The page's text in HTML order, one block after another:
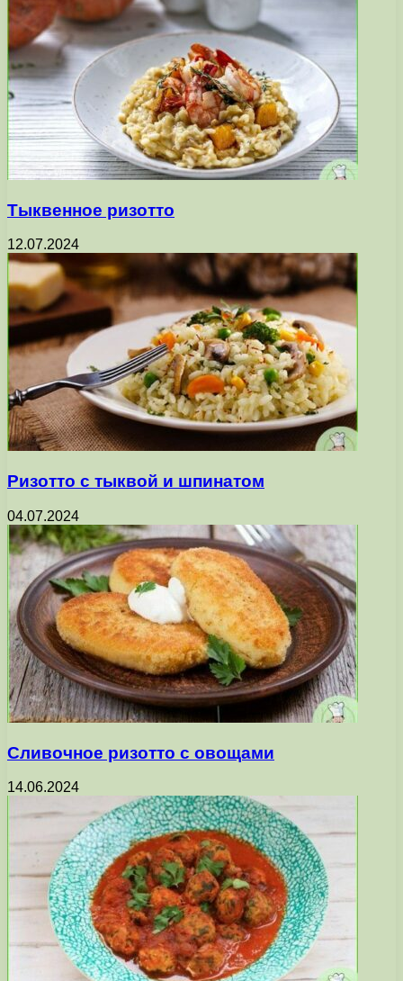
Тыквенное ризотто
12.07.2024
Ризотто с тыквой и шпинатом
04.07.2024
Сливочное ризотто с овощами
14.06.2024